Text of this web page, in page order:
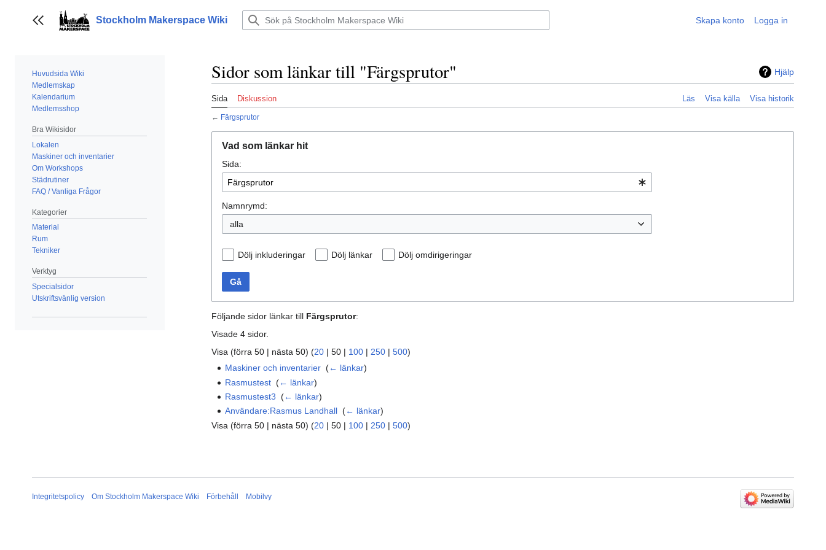
till
innehållet
Visa/dölj sidofält
Stockholm Makerspace Wiki Skapa konto Logga in
Huvudsida Wiki
Medlemskap
Kalendarium
Medlemsshop
Bra Wikisidor
Lokalen
Maskiner och inventarier
Om Workshops
Städrutiner
FAQ / Vanliga Frågor
Kategorier
Material
Rum
Tekniker
Verktyg
Specialsidor
Utskriftsvänlig version
Sidor som länkar till "Färgsprutor" Hjälp
Sida Diskussion Läs Visa källa Visa historik
← Färgsprutor
Vad som länkar hit
Sida:
Namnrymd:
alla
Dölj inkluderingar Dölj länkar Dölj omdirigeringar
Gå
Följande sidor länkar till Färgsprutor:
Visade 4 sidor.
Visa (förra 50 | nästa 50) (20 | 50 | 100 | 250 | 500)
Maskiner och inventarier ‎(← länkar)
Rasmustest ‎(← länkar)
Rasmustest3 ‎(← länkar)
Användare:Rasmus Landhall ‎(← länkar)
Visa (förra 50 | nästa 50) (20 | 50 | 100 | 250 | 500)
Integritetspolicy Om Stockholm Makerspace Wiki Förbehåll Mobilvy